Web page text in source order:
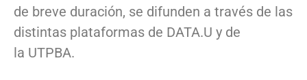
de breve duración, se difunden a través de las
distintas plataformas de DATA.U y de
la UTPBA.